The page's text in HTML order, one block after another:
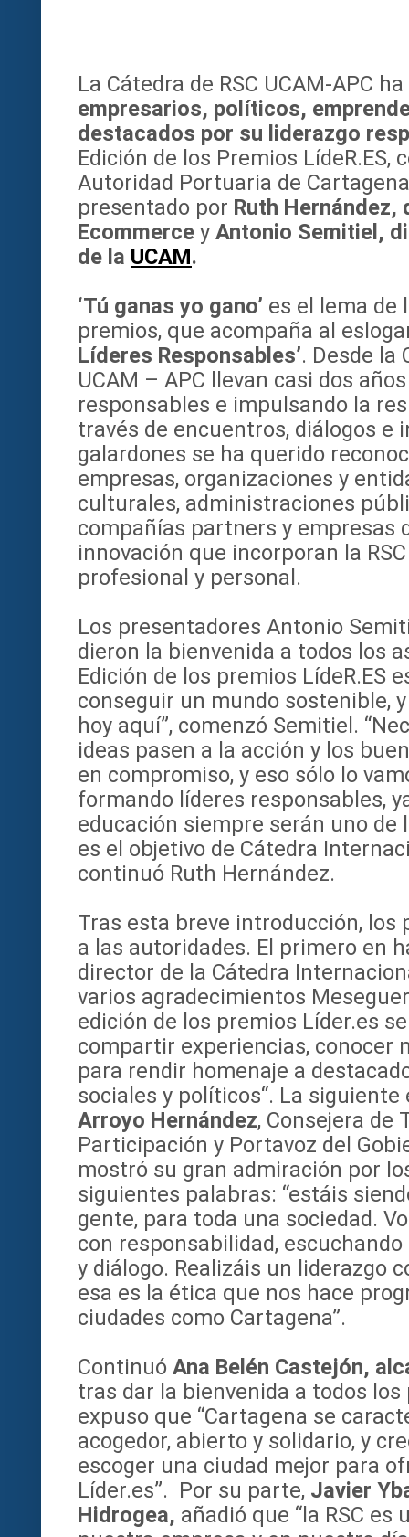
La Cátedra de RSC UCAM-APC ha
empresarios, políticos,
destacados por su liderazgo
Edición de los Premios LídeR.ES,
Autoridad Portuaria de
presentado por Ruth
Ecommerce y Antonio Semitiel,
de la UCAM.
‘Tú ganas yo gano’ es el lema de
premios, que acompaña al
Líderes Responsables’. Desde la
UCAM – APC llevan casi dos
responsables e impulsando la
través de encuentros, diálogos e
galardones se ha querido
empresas, organizaciones y
culturales, administraciones
compañías partners y empresas
innovación que incorporan la
profesional y personal.
Los presentadores Antonio
dieron la bienvenida a todos los
Edición de los premios LídeR.ES
conseguir un mundo sostenible,
hoy aquí”, comenzó Semitiel.
ideas pasen a la acción y los
en compromiso, y eso sólo lo
formando líderes responsables,
educación siempre serán uno de
es el objetivo de Cátedra
continuó Ruth Hernández.
Tras esta breve introducción,
a las autoridades. El primero en
director de la Cátedra
varios agradecimientos
edición de los premios Líder.es
compartir experiencias, conocer
para rendir homenaje a
sociales y políticos“. La
Arroyo Hernández, Consejera de
Participación y Portavoz del
mostró su gran admiración por
siguientes palabras: “estáis
gente, para toda una sociedad.
con responsabilidad,
y diálogo. Realizáis un liderazgo
esa es la ética que nos hace
ciudades como Cartagena”.
Continuó Ana Belén Castejón,
tras dar la bienvenida a todos
expuso que “Cartagena se
acogedor, abierto y solidario, y
escoger una ciudad mejor para
Líder.es”. Por su parte, Javier
Hidrogea, añadió que “la RSC